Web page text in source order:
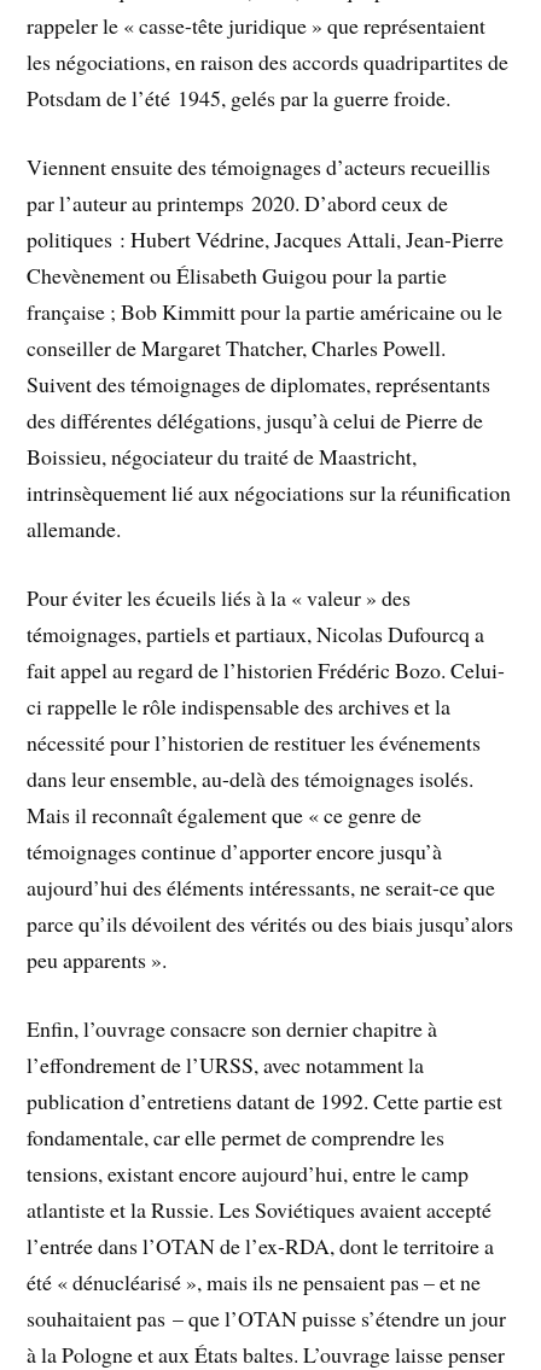
rappeler le « casse-tête juridique » que représentaient
les négociations, en raison des accords quadripartites de
Potsdam de l’été 1945, gelés par la guerre froide.
Viennent ensuite des témoignages d’acteurs recueillis
par l’auteur au printemps 2020. D’abord ceux de
politiques : Hubert Védrine, Jacques Attali, Jean-Pierre
Chevènement ou Élisabeth Guigou pour la partie
française ; Bob Kimmitt pour la partie américaine ou le
conseiller de Margaret Thatcher, Charles Powell.
Suivent des témoignages de diplomates, représentants
des différentes délégations, jusqu’à celui de Pierre de
Boissieu, négociateur du traité de Maastricht,
intrinsèquement lié aux négociations sur la réunification
allemande.
Pour éviter les écueils liés à la « valeur » des
témoignages, partiels et partiaux, Nicolas Dufourcq a
fait appel au regard de l’historien Frédéric Bozo. Celui-
ci rappelle le rôle indispensable des archives et la
nécessité pour l’historien de restituer les événements
dans leur ensemble, au-delà des témoignages isolés.
Mais il reconnaît également que « ce genre de
témoignages continue d’apporter encore jusqu’à
aujourd’hui des éléments intéressants, ne serait-ce que
parce qu’ils dévoilent des vérités ou des biais jusqu’alors
peu apparents ».
Enfin, l’ouvrage consacre son dernier chapitre à
l’effondrement de l’URSS, avec notamment la
publication d’entretiens datant de 1992. Cette partie est
fondamentale, car elle permet de comprendre les
tensions, existant encore aujourd’hui, entre le camp
atlantiste et la Russie. Les Soviétiques avaient accepté
l’entrée dans l’OTAN de l’ex-RDA, dont le territoire a
été « dénucléarisé », mais ils ne pensaient pas – et ne
souhaitaient pas – que l’OTAN puisse s’étendre un jour
à la Pologne et aux États baltes. L’ouvrage laisse penser